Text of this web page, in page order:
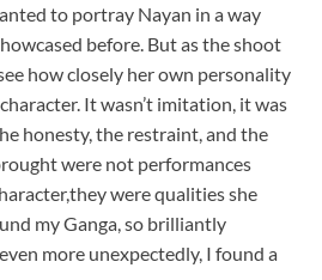
to portray Nayan in a way
before. But as the shoot
how closely her own personality
It wasn’t imitation, it was
honesty, the restraint, and the
were not performances
were qualities she
my Ganga, so brilliantly
more unexpectedly, I found a